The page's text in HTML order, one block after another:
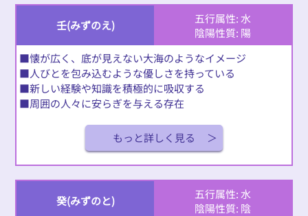
壬(みずのえ)
五行属性: 水
陰陽性質: 陽
■懐が広く、底が見えない大海のようなイメージ
■人びとを包み込むような優しさを持っている
■新しい経験や知識を積極的に吸収する
■周囲の人々に安らぎを与える存在
もっと詳しく見る
癸(みずのと)
五行属性: 水
陰陽性質: 陰